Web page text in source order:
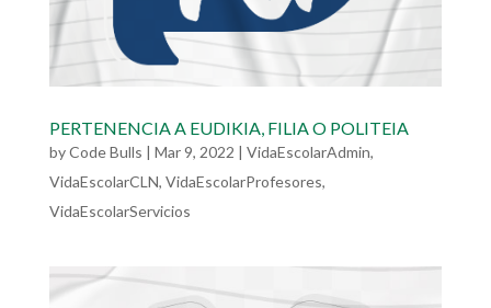
PERTENENCIA A EUDIKIA, FILIA O POLITEIA
byCode Bulls | Mar 9, 2022 | VidaEscolarAdmin,
VidaEscolarCLN, VidaEscolarProfesores,
VidaEscolarServicios